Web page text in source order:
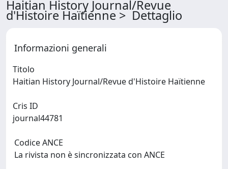
Haitian History Journal/Revue
d'Histoire Haïtienne > Dettaglio
Informazioni generali
Titolo
Cris ID
Codice ANCE
La rivista non è sincronizzata con ANCE